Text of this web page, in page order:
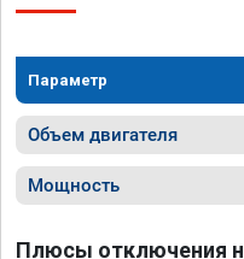
Параметр
Объем двигателя
Мощность
Плюсы отключения